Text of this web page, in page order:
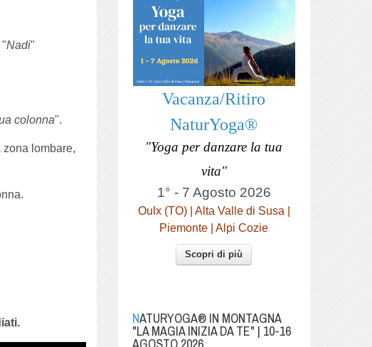
"Nadi"
colonna".
lombare,
Vacanza/Ritiro
NaturYoga®
"Yoga per danzare la tua
vita"
1° - 7 Agosto 2026
Oulx (TO) | Alta Valle di Susa |
Piemonte | Alpi Cozie
Scopri di più
NATURYOGA® IN MONTAGNA
"LA MAGIA INIZIA DA TE" | 10-16